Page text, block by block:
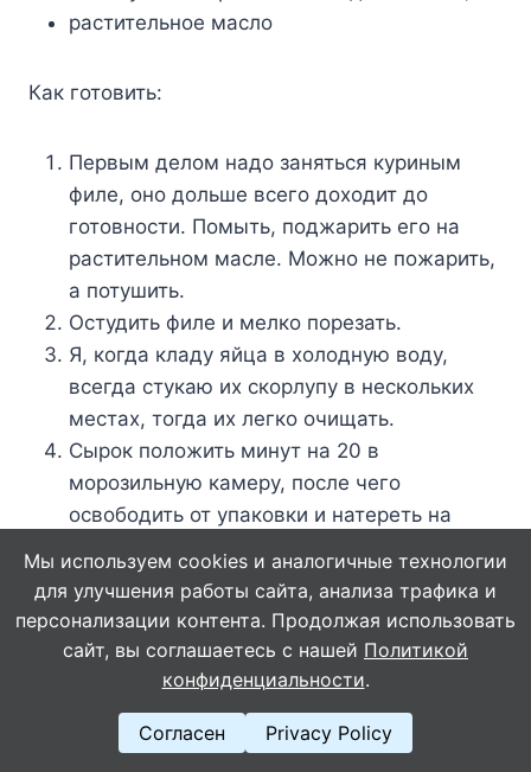
растительное масло
Как готовить:
Первым делом надо заняться куриным
филе, оно дольше всего доходит до
готовности. Помыть, поджарить его на
растительном масле. Можно не пожарить,
а потушить.
Остудить филе и мелко порезать.
Я, когда кладу яйца в холодную воду,
всегда стукаю их скорлупу в нескольких
местах, тогда их легко очищать.
Сырок положить минут на 20 в
морозильную камеру, после чего
освободить от упаковки и натереть на
Чеснок почистить, помыть, мелко
порезать.
Добавить к подготовленным продуктам
соевый соус и майонез.
Перемешать.
Полученную массу нанести равномерно на
Мы используем cookies и аналогичные технологии
для улучшения работы сайта, анализа трафика и
персонализации контента. Продолжая использовать
сайт, вы соглашаетесь с нашей Политикой
конфиденциальности.
Согласен Privacy Policy